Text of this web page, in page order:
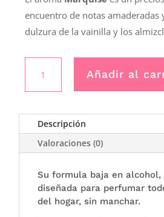
encuentro de notas amaderadas
dulzura de la vainilla y los
textil
MARQUISE
Añadir al
Descripción
Valoraciones (0)
Su formula baja en alcohol,
diseñada para perfumar
del hogar, sin manchar.